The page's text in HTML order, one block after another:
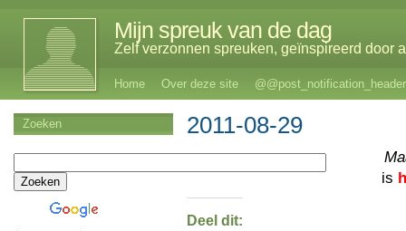
Mijn spreuk van de dag
Zelf verzonnen spreuken, geïnspireerd door
Home Over deze site @@post_notification_header
2011-08-29
is
Deel dit:
Zoeken